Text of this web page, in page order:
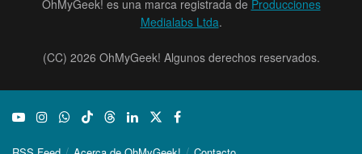
OhMyGeek! es una marca registrada de Producciones
Medialabs Ltda.
(CC) 2026 OhMyGeek! Algunos derechos reservados.